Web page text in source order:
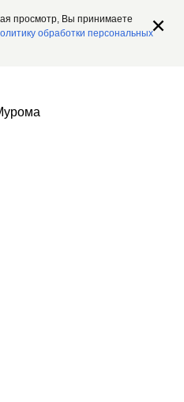
просмотр, Вы принимаете
обработки персональных